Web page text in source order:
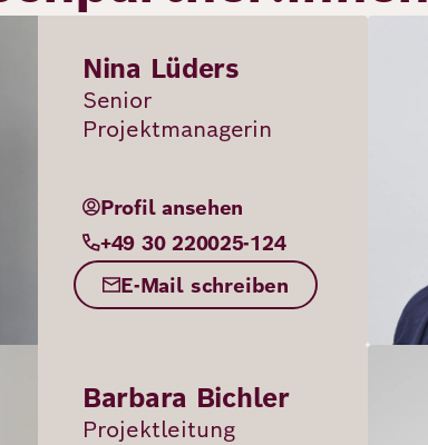
Nina Lüders
Senior
Projektmanagerin
Profil ansehen
+49 30 220025-124
E-Mail schreiben
Barbara Bichler
Projektleitung
Bild